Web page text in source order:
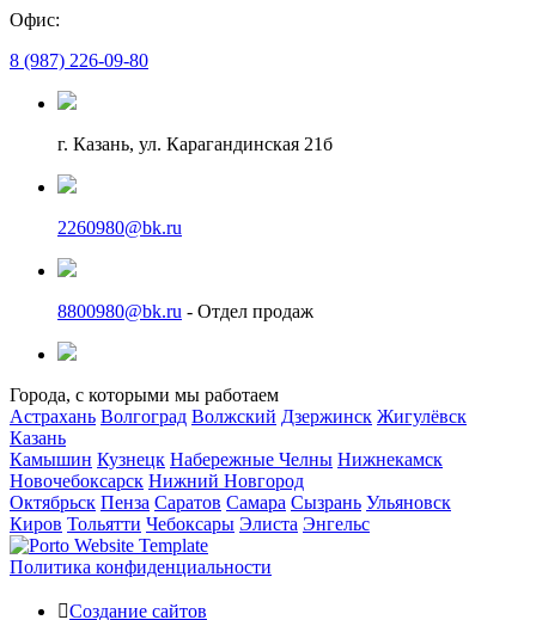
Офис:
8 (987) 226-09-80
г. Казань, ул. Карагандинская 21б
2260980@bk.ru
8800980@bk.ru - Отдел продаж
Города, с которыми мы работаем
Астрахань Волгоград Волжский Дзержинск Жигулёвск
Казань
Камышин Кузнецк Набережные Челны Нижнекамск
Новочебоксарск Нижний Новгород
Октябрьск Пенза Саратов Самара Сызрань Ульяновск
Киров Тольятти Чебоксары Элиста Энгельс
Политика конфиденциальности
Создание сайтов